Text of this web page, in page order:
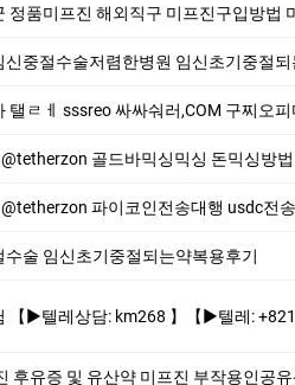
정품미프진 해외직구 미프진구입방법
신중절수술저렴한병원 임신초기중절
ㅔ sssreo 싸싸숴러,COM 구찌오피디아 영동
골드바믹싱믹싱 돈믹싱방법 횡령믹싱
파이코인전송대행 usdc전송대행
수술 임신초기중절되는약복용후기
】【▶텔레: +8210-2452-9789】국가기술자격증대리시험 텝스대리시
후유증 및 유산약 미프진 부작용인공